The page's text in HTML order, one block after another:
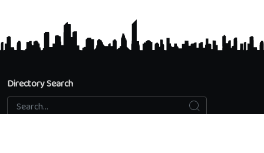
Directory Search
Search...